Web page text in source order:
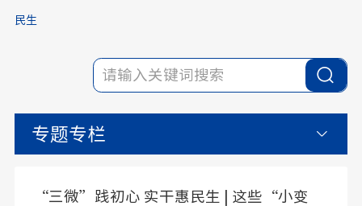
民生
专题专栏
“三微”践初心 实干惠民生 | 这些“小变